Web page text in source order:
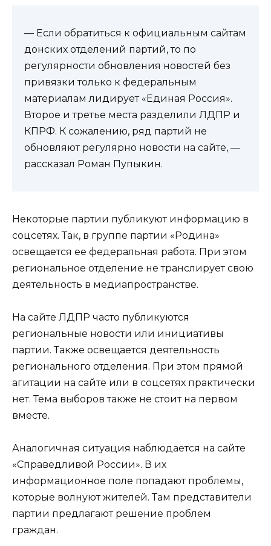
— Если обратиться к официальным сайтам
донских отделений партий, то по
регулярности обновления новостей без
привязки только к федеральным
материалам лидирует «Единая Россия».
Второе и третье места разделили ЛДПР и
КПРФ. К сожалению, ряд партий не
обновляют регулярно новости на сайте, —
рассказал Роман Пупыкин.
Некоторые партии публикуют информацию в
соцсетях. Так, в группе партии «Родина»
освещается ее федеральная работа. При этом
региональное отделение не транслирует свою
деятельность в медиапространстве.
На сайте ЛДПР часто публикуются
региональные новости или инициативы
партии. Также освещается деятельность
регионального отделения. При этом прямой
агитации на сайте или в соцсетях практически
нет. Тема выборов также не стоит на первом
вместе.
Аналогичная ситуация наблюдается на сайте
«Справедливой России». В их
информационное поле попадают проблемы,
которые волнуют жителей. Там представители
партии предлагают решение проблем
граждан.